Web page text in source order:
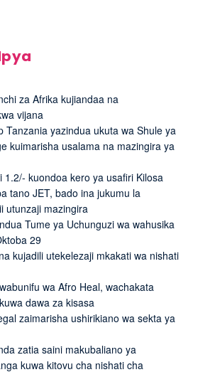
za Afrika kujiandaa na
vijana
Tanzania yazindua ukuta wa Shule ya
kuimarisha usalama na mazingira ya
1.2/- kuondoa kero ya usafiri Kilosa
tano JET, bado ina jukumu la
utunzaji mazingira
Tume ya Uchunguzi wa wahusika
29
kujadili utekelezaji mkakati wa nishati
wa Afro Heal, wachakata
dawa za kisasa
zaimarisha ushirikiano wa sekta ya
zatia saini makubaliano ya
kuwa kitovu cha nishati cha